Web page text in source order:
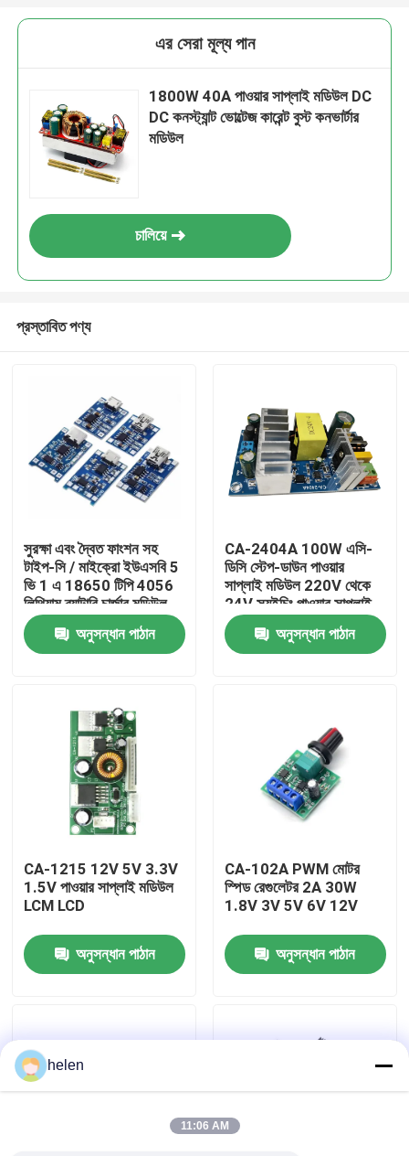
আমাদের সম্পর্কে
কারখানা পরিদর্শন
আমাদের সাথে যোগাযোগ করুন
খবর
এম্প্লিফায়ার বোর্ড মডিউল
এর সেরা মূল্য পান
1800W 40A পাওয়ার সাপ্লাই মডিউল DC
DC কনস্ট্যান্ট ভোল্টেজ কারেন্ট বুস্ট কনভার্টার
মডিউল
চালিয়ে
প্রস্তাবিত পণ্য
সুরক্ষা এবং দ্বৈত ফাংশন সহ
টাইপ-সি / মাইক্রো ইউএসবি 5
ভি 1 এ 18650 টিপি 4056
লিথিয়াম ব্যাটারি চার্জার মডিউল
অনুসন্ধান পাঠান
CA-2404A 100W এসি-
ডিসি স্টেপ-ডাউন পাওয়ার
সাপ্লাই মডিউল 220V থেকে
24V স্যুইচিং পাওয়ার সাপ্লাই
অনুসন্ধান পাঠান
CA-1215 12V 5V 3.3V
1.5V পাওয়ার সাপ্লাই মডিউল
LCM LCD
অনুসন্ধান পাঠান
CA-102A PWM মোটর
স্পিড রেগুলেটর 2A 30W
1.8V 3V 5V 6V 12V
অনুসন্ধান পাঠান
helen
11:06 AM